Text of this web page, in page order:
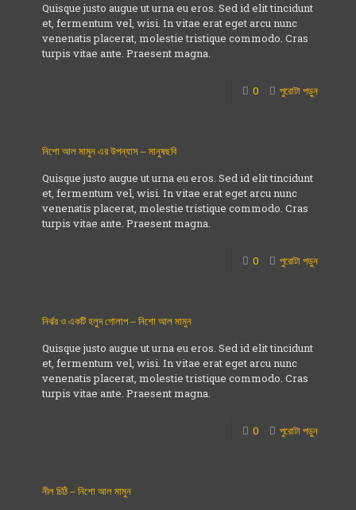
Quisque justo augue ut urna eu eros. Sed id elit tincidunt
et, fermentum vel, wisi. In vitae erat eget arcu nunc
venenatis placerat, molestie tristique commodo. Cras
turpis vitae ante. Praesent magna.
0 পুরোটা পড়ুন
নিশো আল মামুন এর উপন্যাস – মানুষছবি
Quisque justo augue ut urna eu eros. Sed id elit tincidunt
et, fermentum vel, wisi. In vitae erat eget arcu nunc
venenatis placerat, molestie tristique commodo. Cras
turpis vitae ante. Praesent magna.
0 পুরোটা পড়ুন
নির্ঝর ও একটি হলুদ গোলাপ – নিশো আল মামুন
Quisque justo augue ut urna eu eros. Sed id elit tincidunt
et, fermentum vel, wisi. In vitae erat eget arcu nunc
venenatis placerat, molestie tristique commodo. Cras
turpis vitae ante. Praesent magna.
0 পুরোটা পড়ুন
নীল চিঠি – নিশো আল মামুন